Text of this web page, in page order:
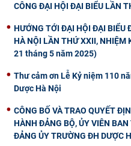
CÔNG ĐẠI HỘI ĐẠI BIỂU LẦN
HƯỚNG TỚI ĐẠI HỘI ĐẠI BIỂU
HÀ NỘI LẦN THỨ XXII,
21 tháng 5 năm 2025)
Thư cảm ơn Lễ Kỷ niệm 110
Dược Hà Nội
CÔNG BỐ VÀ TRAO QUYẾT
HÀNH ĐẢNG BỘ, ỦY VIÊN
ĐẢNG ỦY TRƯỜNG ĐH DƯỢC